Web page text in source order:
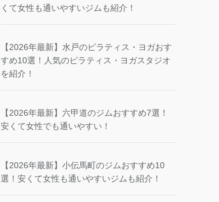
くて女性も通いやすいジムも紹介！
【2026年最新】水戸のピラティス・ヨガおす
すめ10選！人気のピラティス・ヨガスタジオ
を紹介！
【2026年最新】六甲道のジムおすすめ7選！
安くて女性でも通いやすい！
【2026年最新】小伝馬町のジムおすすめ10
選！安くて女性も通いやすいジムも紹介！